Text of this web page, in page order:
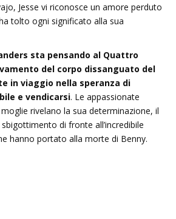
Jesse vi riconosce un amore perduto
tolto ogni significato alla sua
sta pensando al Quattro
del corpo dissanguato del
in viaggio nella speranza di
e vendicarsi. Le appassionate
rivelano la sua determinazione, il
di fronte all’incredibile
hanno portato alla morte di Benny.